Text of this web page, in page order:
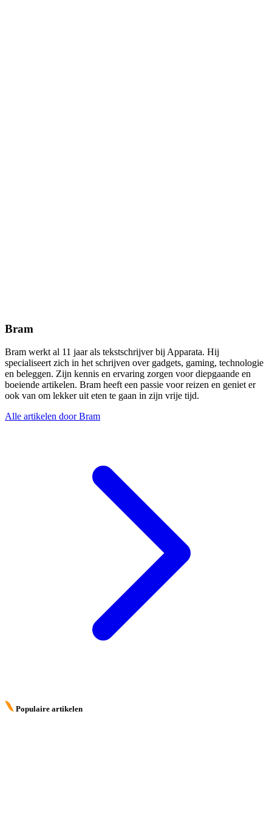
Bram
Bram werkt al 11 jaar als tekstschrijver bij Apparata. Hij
specialiseert zich in het schrijven over gadgets, gaming, technologie
en beleggen. Zijn kennis en ervaring zorgen voor diepgaande en
boeiende artikelen. Bram heeft een passie voor reizen en geniet er
ook van om lekker uit eten te gaan in zijn vrije tijd.
Alle artikelen door Bram
Populaire artikelen